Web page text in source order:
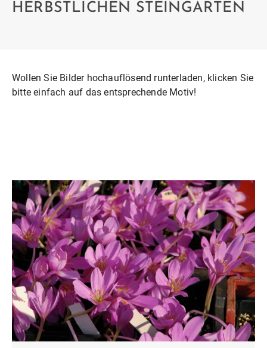
HERBSTLICHEN STEINGARTEN
Wollen Sie Bilder hochauflösend runterladen, klicken Sie
bitte einfach auf das entsprechende Motiv!